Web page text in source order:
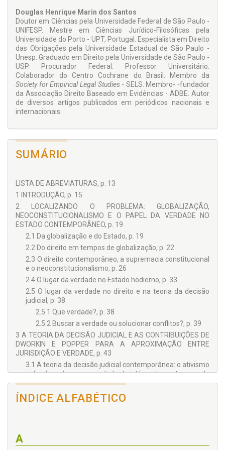
Biblioteca de Filosofia, Sociologia e Teoria do Direito
O Brasil, como país periférico no sistema social global,
atravessa conturbado sob o âmago editorial, em que o
tecnicismo-dogmático de baixa consistência teórica e o
pragmatismo-imediatista desenfreado assentam-se como
principais atores do neocapitalismo, a materializar-se, no
contexto do mercado editorial, numa avalanche de
publicações cujo intento é simplificar o insimplificável, com
obras de repetição em massa, sem outro propósito qualquer
do que atender a uma demanda de informação resumida.
Sem menoscabo a esse público, a Juruá Editora e o
cunhar espaço nesse mercado para trabalhos de
verticalidade cognitiva, num diálogo com as disciplinas
propedêuticas do Direito. Para tal mister, além de coragem,
que, prontamente, aceitaram formar o Conselho Editorial
desta Biblioteca, cada qual, é verdade, com sua característica
teórica, porém, todos ligados sob uma só família: "a pesquisa
jurídica"!
Douglas Henrique Marin dos Santos
Doutor em Ciências pela Universidade Federal de São Paulo -
UNIFESP. Mestre em Ciências Jurídico-Filosóficas pela
Universidade do Porto - UPT, Portugal. Especialista em Direito
das Obrigações pela Universidade Estadual de São Paulo -
Unesp. Graduado em Direito pela Universidade de São Paulo -
USP. Procurador Federal. Professor Universitário.
Colaborador do Centro Cochrane do Brasil. Membro da
Society for EmpiricalLegal Studies- SELS. Membro- -fundador
da Associação Direito Baseado em Evidências - ADBE. Autor
de diversos artigos publicados em periódicos nacionais e
internacionais.
SUMÁRIO
LISTA DE ABREVIATURAS, p. 13
1 INTRODUÇÃO, p. 15
2 LOCALIZANDO O PROBLEMA: GLOBALIZAÇÃO,
NEOCONSTITUCIONALISMO E O PAPEL DA VERDADE NO
ESTADO CONTEMPORÂNEO, p. 19
2.1 Da globalização e do Estado, p. 19
2.2 Do direito em tempos de globalização, p. 22
2.3 O direito contemporâneo, a supremacia constitucional
e o neoconstitucionalismo, p. 26
2.4 O lugar da verdade no Estado hodierno, p. 33
2.5 O lugar da verdade no direito e na teoria da decisão
judicial, p. 38
2.5.1 Que verdade?, p. 38
2.5.2 Buscar a verdade ou solucionar conflitos?, p. 39
3 A TEORIA DA DECISÃO JUDICIAL E AS CONTRIBUIÇÕES DE
DWORKIN E POPPER PARA A APROXIMAÇÃO ENTRE
JURISDIÇÃO E VERDADE, p. 43
3.1 A teoria da decisão judicial contemporânea: o ativismo
judicial e a discricionariedade do intérprete em tempos de
neoconstitucionalismo, p. 43
3.2 O direito como integridade: revisitando Dworkin, p. 51
3.4 A decisão judicial ativista sob a perspectiva de Popper:
ÍNDICE ALFABÉTICO
A